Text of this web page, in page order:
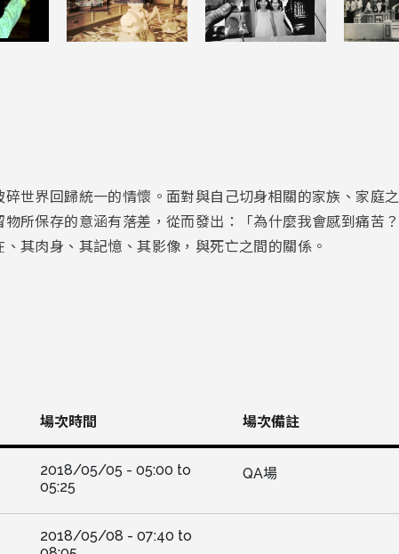
世界回歸統一的情懷。面對與自己切身相關的家族、家庭
所保存的意涵有落差，從而發出：「為什麼我會感到痛苦
其肉身、其記憶、其影像，與死亡之間的關係。
場次時間 場次備註
2018/05/05 - 05:00 to
05:25
QA場
2018/05/08 - 07:40 to